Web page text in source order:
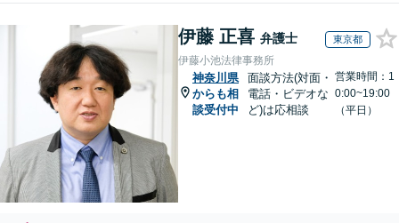
伊藤 正喜 弁護士 東京都
伊藤小池法律事務所
神奈川県
からも相
談受付中
面談方法(対面・
電話・ビデオな
ど)は応相談
営業時間：1
0:00~19:00
（平日）